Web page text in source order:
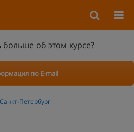
больше об этом курсе?
по E-mail
Санкт-Петербург